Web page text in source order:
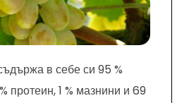
в себе си 95 %
протеин, 1 % мазнини и 69